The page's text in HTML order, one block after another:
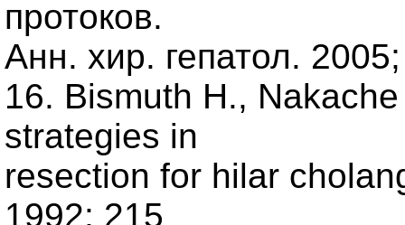
протоков.
Анн. хир. гепатол.
16. Bismuth H.,
strategies in
resection for hilar
1992; 215